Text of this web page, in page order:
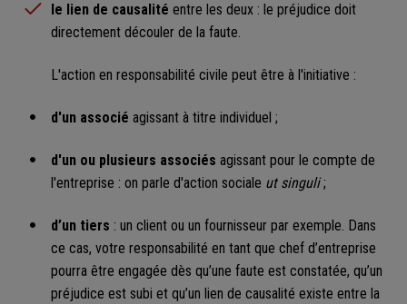
le lien de causalité entre les deux : le préjudice doit
directement découler de la faute.
L'action en responsabilité civile peut être à l'initiative :
d'un associé agissant à titre individuel ;
d'un ou plusieurs associés agissant pour le compte de
l'entreprise : on parle d'action sociale ut singuli;
d’un tiers : un client ou un fournisseur par exemple. Dans
ce cas, votre responsabilité en tant que chef d’entreprise
pourra être engagée dès qu’une faute est constatée, qu’un
préjudice est subi et qu’un lien de causalité existe entre la